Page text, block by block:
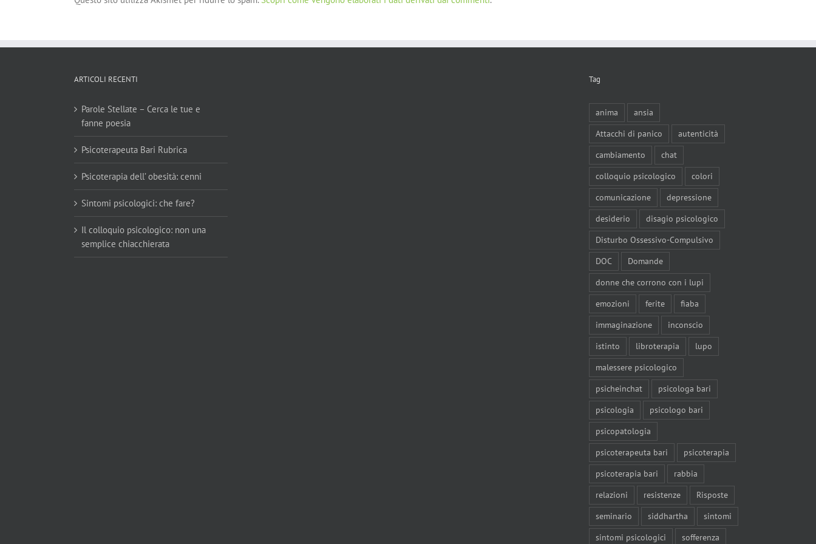
ARTICOLI RECENTI
Parole Stellate – Cerca le tue e
fanne poesia
Psicoterapeuta Bari Rubrica
Psicoterapia dell’ obesità: cenni
Sintomi psicologici: che fare?
Il colloquio psicologico: non una
semplice chiacchierata
Tag
anima
ansia
Attacchi di panico
autenticità
cambiamento
chat
colloquio psicologico
colori
comunicazione
depressione
desiderio
disagio psicologico
Disturbo Ossessivo-Compulsivo
DOC
Domande
donne che corrono con i lupi
emozioni
ferite
fiaba
immaginazione
inconscio
istinto
libroterapia
lupo
malessere psicologico
psicheinchat
psicologa bari
psicologia
psicologo bari
psicopatologia
psicoterapeuta bari
psicoterapia
psicoterapia bari
rabbia
relazioni
resistenze
Risposte
seminario
siddhartha
sintomi
sintomi psicologici
sofferenza